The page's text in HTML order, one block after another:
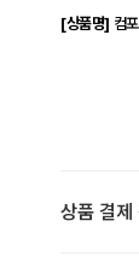
[상품명] 컴
상품 결제